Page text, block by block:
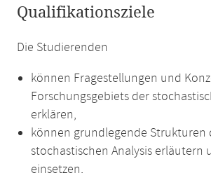
Qualifikationsziele
Die Studierenden
können Fragestellungen und
Forschungsgebiets der
erklären,
können grundlegende Strukturen
stochastischen Analysis erläutern
einsetzen,